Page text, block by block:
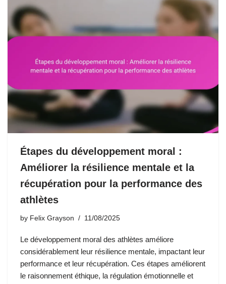
Étapes du développement moral :
Améliorer la résilience mentale et la
récupération pour la performance des
athlètes
by Felix Grayson 11/08/2025
Le développement moral des athlètes améliore
considérablement leur résilience mentale, impactant leur
performance et leur récupération. Ces étapes améliorent
le raisonnement éthique, la régulation émotionnelle et